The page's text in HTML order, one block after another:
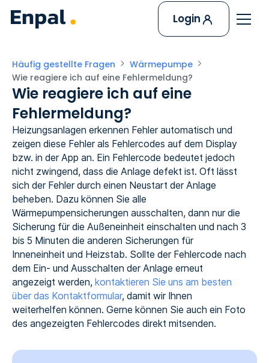
Login
Häufig gestellte Fragen
Wärmepumpe
Wie reagiere ich auf eine Fehlermeldung?
Wie reagiere ich auf eine
Fehlermeldung?
Heizungsanlagen erkennen Fehler automatisch und
zeigen diese Fehler als Fehlercodes auf dem Display
bzw. in der App an. Ein Fehlercode bedeutet jedoch
nicht zwingend, dass die Anlage defekt ist. Oft lässt
sich der Fehler durch einen Neustart der Anlage
beheben. Dazu können Sie alle
Wärmepumpensicherungen ausschalten, dann nur die
Sicherung für die Außeneinheit einschalten und nach 3
bis 5 Minuten die anderen Sicherungen für
Inneneinheit und Heizstab. Sollte der Fehlercode nach
dem Ein- und Ausschalten der Anlage erneut
angezeigt werden, kontaktieren Sie uns am besten
über das Kontaktformular, damit wir Ihnen
weiterhelfen können. Gerne können Sie auch ein Foto
des angezeigten Fehlercodes direkt mitsenden.